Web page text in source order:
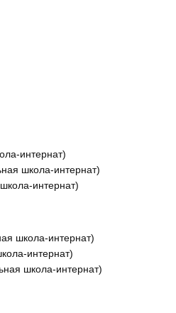
интернат)
школа-интернат)
интернат)
школа-интернат)
интернат)
школа-интернат)